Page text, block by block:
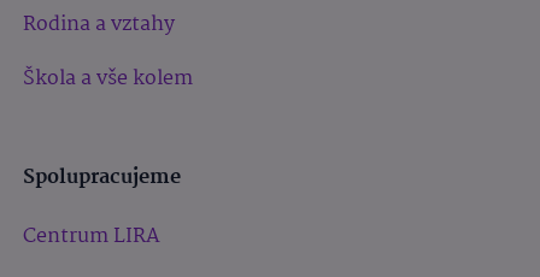
Rodina a vztahy
Škola a vše kolem
Spolupracujeme
Centrum LIRA